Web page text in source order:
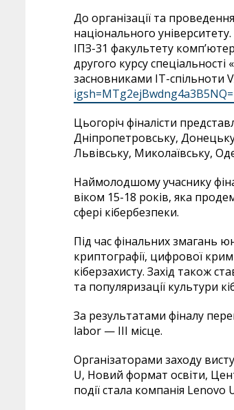
До організації та
національного
ІПЗ-31 факультету
другого курсу
засновниками ІТ-спільноти
Цьогоріч фіналісти
Дніпропетровську,
Львівську, Миколаївську,
Наймолодшому учаснику
віком 15-18 років, яка
сфері кібербезпеки.
Під час фінальних змагань
криптографії, цифрової
кіберзахисту. Захід також
та популяризації культури
За результатами фіналу
labor — ІІІ місце.
Організаторами заходу
U, Новий формат освіти,
події стала компанія Lenovo